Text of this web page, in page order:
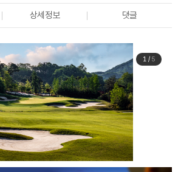
상세정보 댓글
1/ 5